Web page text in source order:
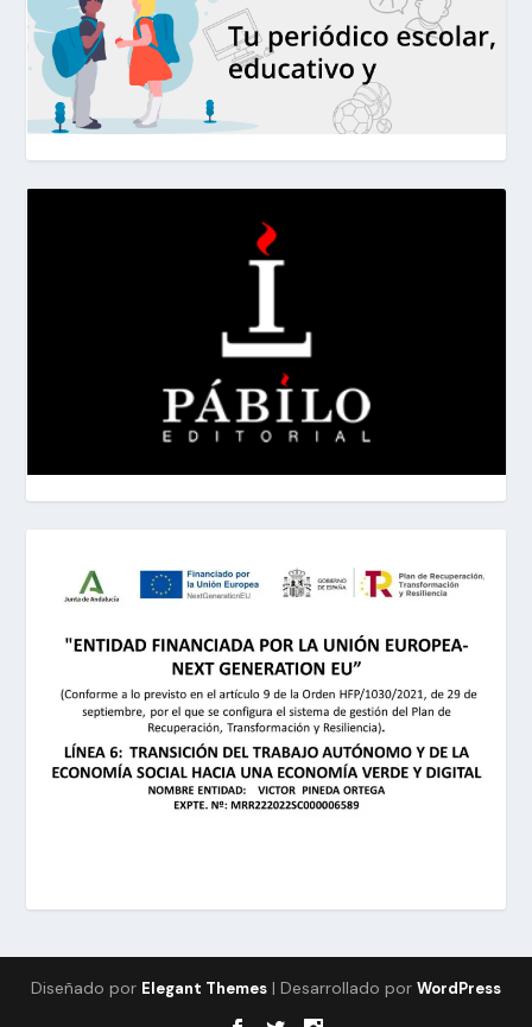
Diseñado por Elegant Themes | Desarrollado por WordPress